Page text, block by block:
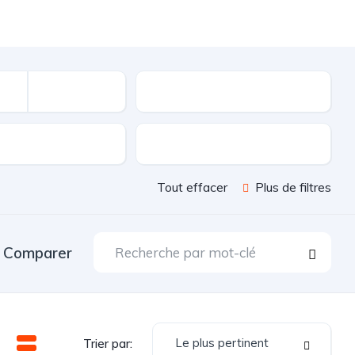
Tout effacer Plus de filtres
Comparer
Trier par: Le plus pertinent